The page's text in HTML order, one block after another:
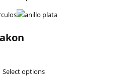
Select options